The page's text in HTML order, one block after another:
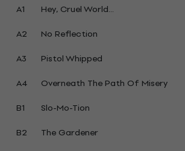
A1
Hey, Cruel World...
A2
No Reflection
A3
Pistol Whipped
A4
Overneath The Path Of Misery
B1
Slo-Mo-Tion
B2
The Gardener